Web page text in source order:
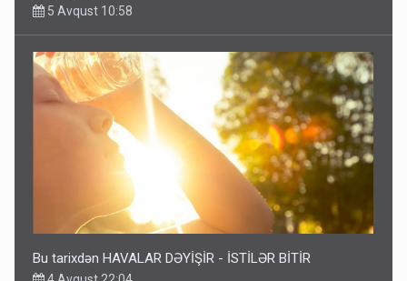
5 Avqust 10:58
Bu tarixdən HAVALAR DƏYİŞİR - İSTİLƏR BİTİR